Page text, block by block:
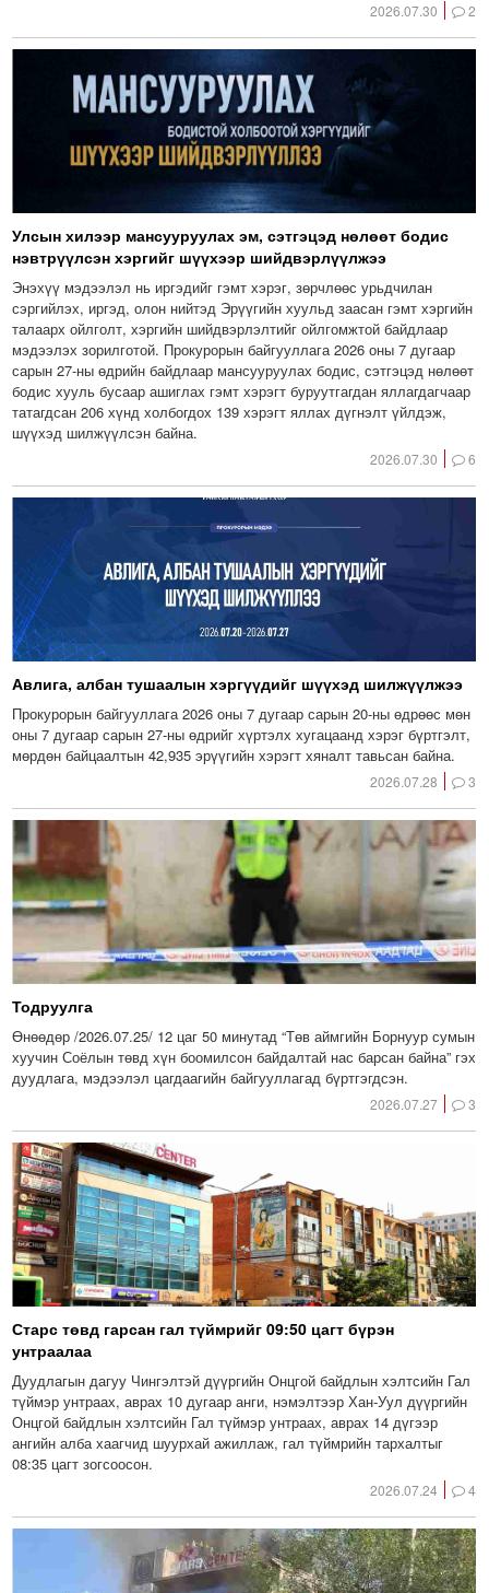
2026.07.30 2
Улсын хилээр мансууруулах эм, сэтгэцэд нөлөөт бодис
нэвтрүүлсэн хэргийг шүүхээр шийдвэрлүүлжээ
Энэхүү мэдээлэл нь иргэдийг гэмт хэрэг, зөрчлөөс урьдчилан
сэргийлэх, иргэд, олон нийтэд Эрүүгийн хуульд заасан гэмт хэргийн
талаарх ойлголт, хэргийн шийдвэрлэлтийг ойлгомжтой байдлаар
мэдээлэх зорилготой. Прокурорын байгууллага 2026 оны 7 дугаар
сарын 27-ны өдрийн байдлаар мансууруулах бодис, сэтгэцэд нөлөөт
бодис хууль бусаар ашиглах гэмт хэрэгт буруутгагдан яллагдагчаар
татагдсан 206 хүнд холбогдох 139 хэрэгт яллах дүгнэлт үйлдэж,
шүүхэд шилжүүлсэн байна.
2026.07.30 6
Авлига, албан тушаалын хэргүүдийг шүүхэд шилжүүлжээ
Прокурорын байгууллага 2026 оны 7 дугаар сарын 20-ны өдрөөс мөн
оны 7 дугаар сарын 27-ны өдрийг хүртэлх хугацаанд хэрэг бүртгэлт,
мөрдөн байцаалтын 42,935 эрүүгийн хэрэгт хяналт тавьсан байна.
2026.07.28 3
Тодруулга
Өнөөдөр /2026.07.25/ 12 цаг 50 минутад “Төв аймгийн Борнуур сумын
хуучин Соёлын төвд хүн боомилсон байдалтай нас барсан байна” гэх
дуудлага, мэдээлэл цагдаагийн байгууллагад бүртгэгдсэн.
2026.07.27 3
Старс төвд гарсан гал түймрийг 09:50 цагт бүрэн
унтраалаа
Дуудлагын дагуу Чингэлтэй дүүргийн Онцгой байдлын хэлтсийн Гал
түймэр унтраах, аврах 10 дугаар анги, нэмэлтээр Хан-Уул дүүргийн
Онцгой байдлын хэлтсийн Гал түймэр унтраах, аврах 14 дүгээр
ангийн алба хаагчид шуурхай ажиллаж, гал түймрийн тархалтыг
08:35 цагт зогсоосон.
2026.07.24 4